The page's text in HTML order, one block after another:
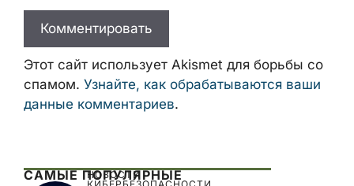
Этот сайт использует Akismet для борьбы со
спамом. Узнайте, как обрабатываются ваши
данные комментариев.
САМЫЕ ПОПУЛЯРНЫЕ
НОВОСТИ
КИБЕРБЕЗОПАСНОСТИ